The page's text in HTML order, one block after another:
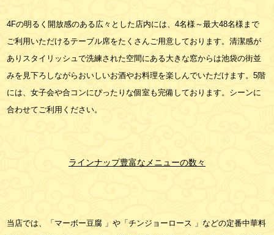
4Fの明るく開放感のある広々とした店内には、4名様～最大48名様まで
ご利用いただけるテーブル席をたくさんご用意しております。清潔感が
ありスタイリッシュで洗練された空間にある大きな窓からは池袋の街並
みを見下ろしながらおいしいお酒やお料理を楽しんでいただけます。5階
には、女子会や合コンにぴったりな個室も完備しております。シーンに
合わせてご利用ください。
ラインナップ豊富なメニューの数々
当店では、「マーボー豆腐 」や「チンジョーロース 」などの定番中華料